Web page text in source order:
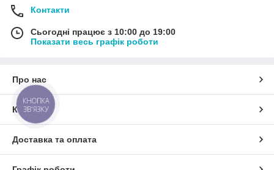
Контакти
Сьогодні працює з 10:00 до 19:00
Показати весь графік роботи
Про нас
Контакти
Доставка та оплата
КНОПКА
ЗВ'ЯЗКУ